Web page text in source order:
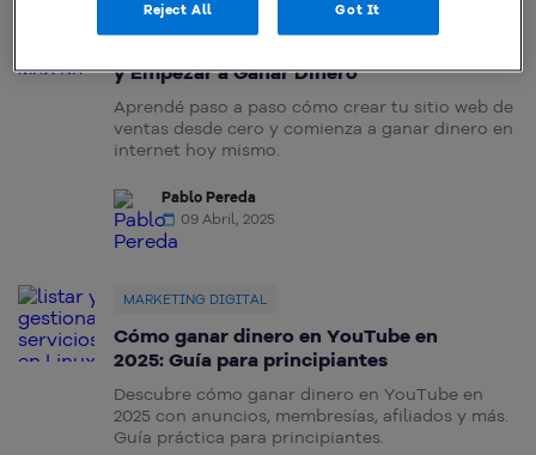
CREAR SITIO WEB
y Empezar a Ganar Dinero
Aprendé paso a paso cómo crear tu sitio web de
ventas desde cero y comienza a ganar dinero en
internet hoy mismo.
Pablo Pereda
09 Abril, 2025
MARKETING DIGITAL
Cómo ganar dinero en YouTube en
2025: Guía para principiantes
Descubre cómo ganar dinero en YouTube en
2025 con anuncios, membresías, afiliados y más.
Guía práctica para principiantes.
Reject All Got It